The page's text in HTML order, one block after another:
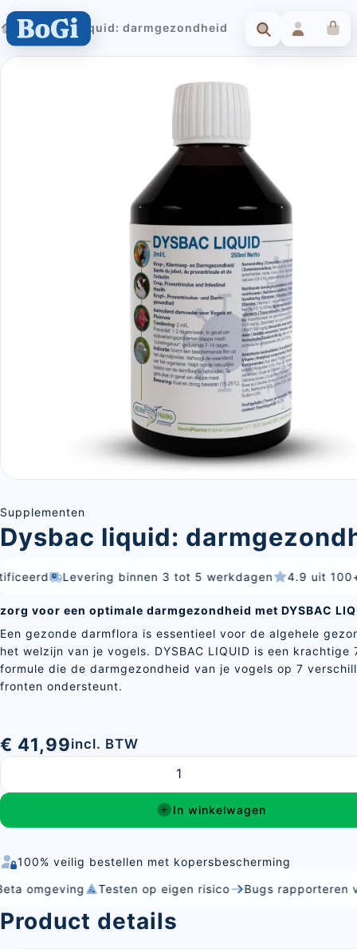
Dysbac liquid: darmgezondheid
Supplementen
Dysbac liquid:
Levering binnen 3 tot 5 werkdagen 4.9 uit 100+
zorg voor een optimale darmgezondheid met DYSBAC
Een gezonde darmflora is essentieel voor de algehele
het welzijn van je vogels. DYSBAC LIQUID is een krachtige
formule die de darmgezondheid van je vogels op 7
fronten ondersteunt.
€ 41,99incl. BTW
In winkelwagen
100% veilig bestellen met kopersbescherming
Testen op eigen risico Bugs rapporteren via Jira
Product details